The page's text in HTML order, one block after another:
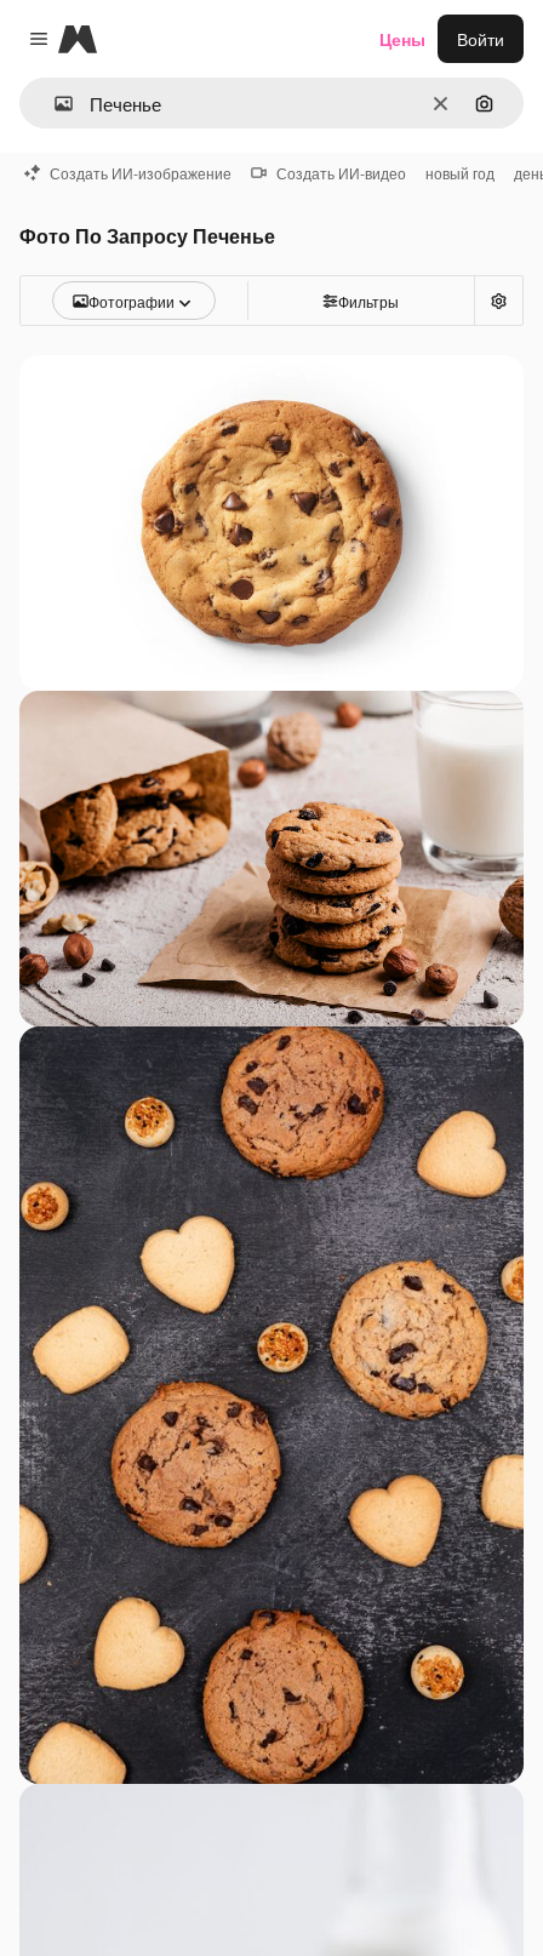
Close menu
Magnific
ОчиститьПоиск
Цены Войти
Создать ИИ-изображение Создать ИИ-видео новый год
Фото По Запросу Печенье
Фотографии Фильтры